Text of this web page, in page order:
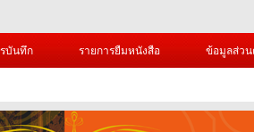
บันทึก รายการยืมหนังสือ ข้อมูลส่ว